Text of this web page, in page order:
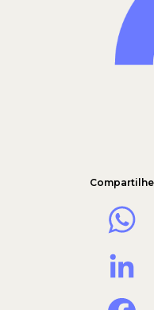
Compartilhe